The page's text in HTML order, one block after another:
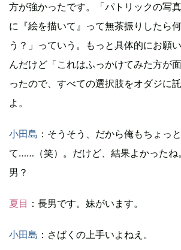
方が強かったです。「パトリックの写
に『絵を描いて』って無茶振りしたら
う？」っていう。もっと具体的にお願
んだけど「これはふっかけてみた方が
ったので、すべての選択肢をオダジに
よ。
小田島 ：そうそう、だから俺もちょっ
て……（笑）。だけど、結果よかったね
男？
夏目 ：長男です。妹がいます。
小田島 ：さばくの上手いよねえ。